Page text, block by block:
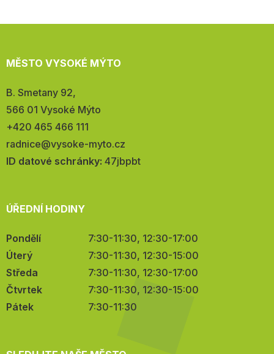
MĚSTO VYSOKÉ MÝTO
Adresa:
B. Smetany 92,
566 01 Vysoké Mýto
Telefon:
+420 465 466 111
E-
mail:
radnice@vysoke-myto.cz
ID datové schránky: 47jbpbt
ÚŘEDNÍ HODINY
Pondělí
7:30-11:30, 12:30-17:00
Úterý
7:30-11:30, 12:30-15:00
Středa
7:30-11:30, 12:30-17:00
Čtvrtek
7:30-11:30, 12:30-15:00
Pátek
7:30-11:30